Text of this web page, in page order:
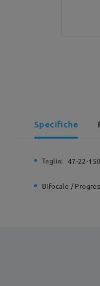
Specifiche
Taglia: 47-22-150
Bifocale /